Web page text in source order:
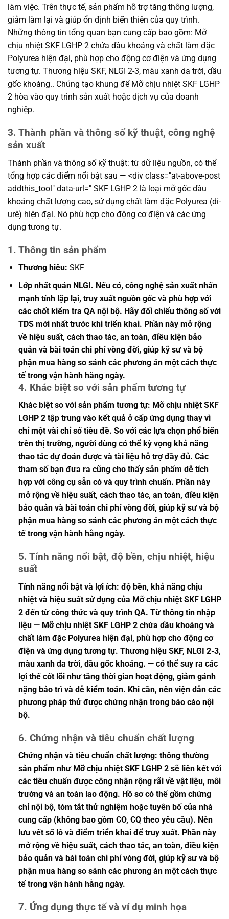
làm việc. Trên thực tế, sản phẩm hỗ trợ tăng thông lượng,
giảm làm lại và giúp ổn định biến thiên của quy trình.
Những thông tin tổng quan bạn cung cấp bao gồm: Mỡ
chịu nhiệt SKF LGHP 2 chứa dầu khoáng và chất làm đặc
Polyurea hiện đại, phù hợp cho động cơ điện và ứng dụng
tương tự. Thương hiệu SKF, NLGI 2-3, màu xanh da trời, dầu
gốc khoáng.. Chúng tạo khung để Mỡ chịu nhiệt SKF LGHP
2 hòa vào quy trình sản xuất hoặc dịch vụ của doanh
nghiệp.
3. Thành phần và thông số kỹ thuật, công nghệ
sản xuất
Thành phần và thông số kỹ thuật: từ dữ liệu nguồn, có thể
tổng hợp các điểm nổi bật sau — <div class="at-above-post
addthis_tool" data-url=" SKF LGHP 2 là loại mỡ gốc dầu
khoáng chất lượng cao, sử dụng chất làm đặc Polyurea (di-
urê) hiện đại. Nó phù hợp cho động cơ điện và các ứng
dụng tương tự.
1. Thông tin sản phẩm
Thương hiêu: SKF
Lớp nhất quán NLGI. Nếu có, công nghệ sản xuất nhấn
mạnh tính lặp lại, truy xuất nguồn gốc và phù hợp với
các chốt kiểm tra QA nội bộ. Hãy đối chiếu thông số với
TDS mới nhất trước khi triển khai. Phần này mở rộng
về hiệu suất, cách thao tác, an toàn, điều kiện bảo
quản và bài toán chi phí vòng đời, giúp kỹ sư và bộ
phận mua hàng so sánh các phương án một cách thực
tế trong vận hành hằng ngày.
4. Khác biệt so với sản phẩm tương tự
Khác biệt so với sản phẩm tương tự: Mỡ chịu nhiệt SKF
LGHP 2 tập trung vào kết quả ở cấp ứng dụng thay vì
chỉ một vài chỉ số tiêu đề. So với các lựa chọn phổ biến
trên thị trường, người dùng có thể kỳ vọng khả năng
thao tác dự đoán được và tài liệu hỗ trợ đầy đủ. Các
tham số bạn đưa ra cũng cho thấy sản phẩm dễ tích
hợp với công cụ sẵn có và quy trình chuẩn. Phần này
mở rộng về hiệu suất, cách thao tác, an toàn, điều kiện
bảo quản và bài toán chi phí vòng đời, giúp kỹ sư và bộ
phận mua hàng so sánh các phương án một cách thực
tế trong vận hành hằng ngày.
5. Tính năng nổi bật, độ bền, chịu nhiệt, hiệu
suất
Tính năng nổi bật và lợi ích: độ bền, khả năng chịu
nhiệt và hiệu suất sử dụng của Mỡ chịu nhiệt SKF LGHP
2 đến từ công thức và quy trình QA. Từ thông tin nhập
liệu — Mỡ chịu nhiệt SKF LGHP 2 chứa dầu khoáng và
chất làm đặc Polyurea hiện đại, phù hợp cho động cơ
điện và ứng dụng tương tự. Thương hiệu SKF, NLGI 2-3,
màu xanh da trời, dầu gốc khoáng. — có thể suy ra các
lợi thế cốt lõi như tăng thời gian hoạt động, giảm gánh
nặng bảo trì và dễ kiểm toán. Khi cần, nên viện dẫn các
phương pháp thử được chứng nhận trong báo cáo nội
bộ.
6. Chứng nhận và tiêu chuẩn chất lượng
Chứng nhận và tiêu chuẩn chất lượng: thông thường
sản phẩm như Mỡ chịu nhiệt SKF LGHP 2 sẽ liên kết với
các tiêu chuẩn được công nhận rộng rãi về vật liệu, môi
trường và an toàn lao động. Hồ sơ có thể gồm chứng
chỉ nội bộ, tóm tắt thử nghiệm hoặc tuyên bố của nhà
cung cấp (không bao gồm CO, CQ theo yêu cầu). Nên
lưu vết số lô và điểm triển khai để truy xuất. Phần này
mở rộng về hiệu suất, cách thao tác, an toàn, điều kiện
bảo quản và bài toán chi phí vòng đời, giúp kỹ sư và bộ
phận mua hàng so sánh các phương án một cách thực
tế trong vận hành hằng ngày.
7. Ứng dụng thực tế và ví dụ minh họa